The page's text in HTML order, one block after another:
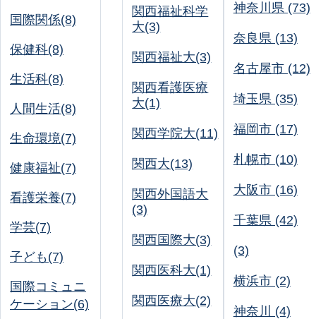
国際関係(8)
保健科(8)
生活科(8)
人間生活(8)
生命環境(7)
健康福祉(7)
看護栄養(7)
学芸(7)
子ども(7)
国際コミュニ
ケーション(6)
関西福祉科学
大(3)
関西福祉大(3)
関西看護医療
大(1)
関西学院大(11)
関西大(13)
関西外国語大
(3)
関西国際大(3)
関西医科大(1)
関西医療大(2)
神奈川県 (73)
奈良県 (13)
名古屋市 (12)
埼玉県 (35)
福岡市 (17)
札幌市 (10)
大阪市 (16)
千葉県 (42)
(3)
横浜市 (2)
神奈川 (4)